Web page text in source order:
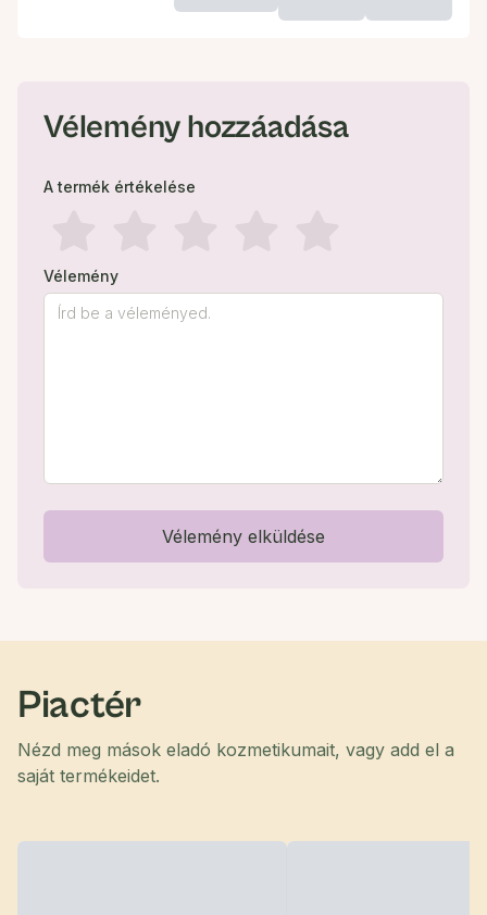
Vélemény hozzáadása
A termék értékelése
Vélemény
Vélemény elküldése
Piactér
Nézd meg mások eladó kozmetikumait, vagy add el a
saját termékeidet.